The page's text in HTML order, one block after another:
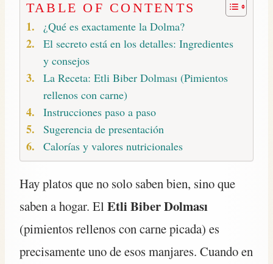
TABLE OF CONTENTS
¿Qué es exactamente la Dolma?
El secreto está en los detalles: Ingredientes
y consejos
La Receta: Etli Biber Dolması (Pimientos
rellenos con carne)
Instrucciones paso a paso
Sugerencia de presentación
Calorías y valores nutricionales
Hay platos que no solo saben bien, sino que
saben a hogar. El Etli Biber Dolması
(pimientos rellenos con carne picada) es
precisamente uno de esos manjares. Cuando en